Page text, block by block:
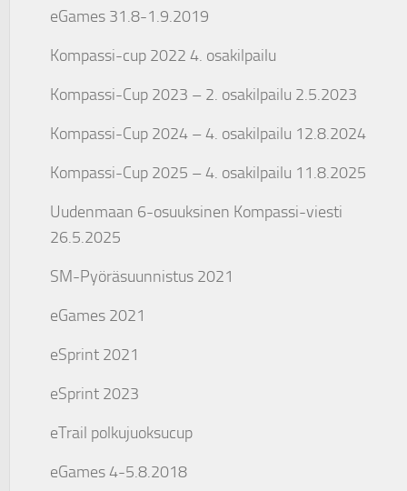
eGames 31.8-1.9.2019
Kompassi-cup 2022 4. osakilpailu
Kompassi-Cup 2023 – 2. osakilpailu 2.5.2023
Kompassi-Cup 2024 – 4. osakilpailu 12.8.2024
Kompassi-Cup 2025 – 4. osakilpailu 11.8.2025
Uudenmaan 6-osuuksinen Kompassi-viesti
26.5.2025
SM-Pyöräsuunnistus 2021
eGames 2021
eSprint 2021
eSprint 2023
eTrail polkujuoksucup
eGames 4-5.8.2018